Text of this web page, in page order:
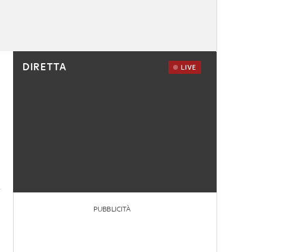
DIRETTA LIVE
PUBBLICITÀ